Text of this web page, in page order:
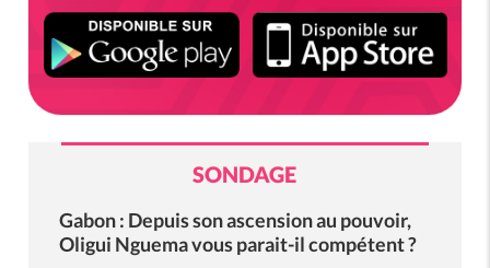
SONDAGE
Gabon : Depuis son ascension au pouvoir,
Oligui Nguema vous parait-il compétent ?